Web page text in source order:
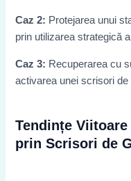
Caz 2: Protejarea unui
prin utilizarea strategică
Caz 3: Recuperarea cu
activarea unei scrisori de
Tendințe
prin Scrisori de